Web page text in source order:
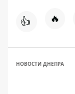
👍 🔥
НОВОСТИ ДНЕПРА